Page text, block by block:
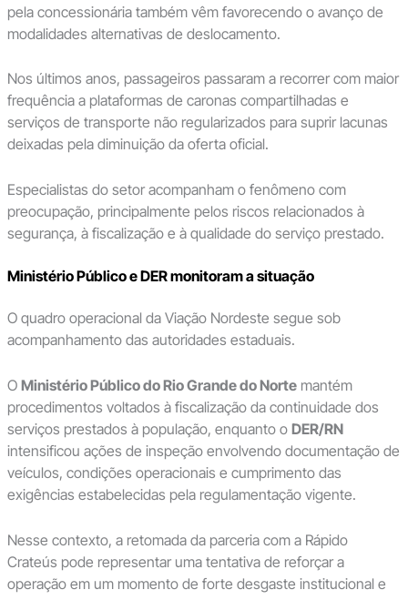
pela concessionária também vêm favorecendo o avanço de
modalidades alternativas de deslocamento.
Nos últimos anos, passageiros passaram a recorrer com maior
frequência a plataformas de caronas compartilhadas e
serviços de transporte não regularizados para suprir lacunas
deixadas pela diminuição da oferta oficial.
Especialistas do setor acompanham o fenômeno com
preocupação, principalmente pelos riscos relacionados à
segurança, à fiscalização e à qualidade do serviço prestado.
Ministério Público e DER monitoram a situação
O quadro operacional da Viação Nordeste segue sob
acompanhamento das autoridades estaduais.
O Ministério Público do Rio Grande do Nortemantém
procedimentos voltados à fiscalização da continuidade dos
serviços prestados à população, enquanto o DER/RN
intensificou ações de inspeção envolvendo documentação de
veículos, condições operacionais e cumprimento das
exigências estabelecidas pela regulamentação vigente.
Nesse contexto, a retomada da parceria com a Rápido
Crateús pode representar uma tentativa de reforçar a
operação em um momento de forte desgaste institucional e